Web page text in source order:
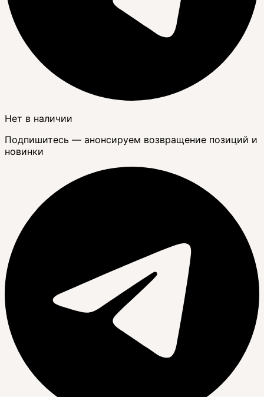
Нет в наличии
Подпишитесь — анонсируем возвращение позиций и
новинки